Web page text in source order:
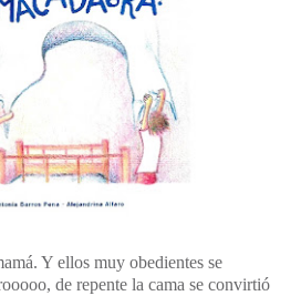
Y ellos muy obedientes se
de repente la cama se convirtió